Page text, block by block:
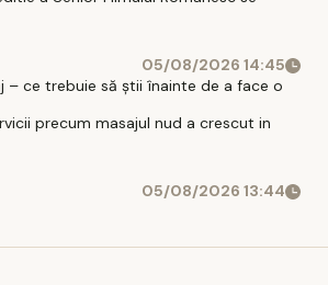
05/08/2026 14:45
– ce trebuie să știi înainte de a face o
precum masajul nud a crescut in
05/08/2026 13:44